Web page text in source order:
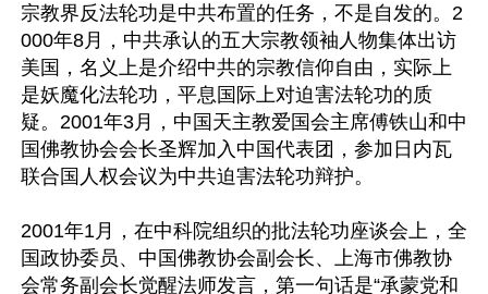
宗教界反法轮功是中共布置的任务，不是自发的。2
000年8月，中共承认的五大宗教领袖人物集体出访
美国，名义上是介绍中共的宗教信仰自由，实际上
是妖魔化法轮功，平息国际上对迫害法轮功的质
疑。2001年3月，中国天主教爱国会主席傅铁山和中
国佛教协会会长圣辉加入中国代表团，参加日内瓦
联合国人权会议为中共迫害法轮功辩护。
2001年1月，在中科院组织的批法轮功座谈会上，全
国政协委员、中国佛教协会副会长、上海市佛教协
会常务副会长觉醒法师发言，第一句话是“承蒙党和